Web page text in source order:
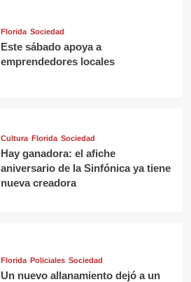
Florida Sociedad
Este sábado apoya a
emprendedores locales
Cultura Florida Sociedad
Hay ganadora: el afiche
aniversario de la Sinfónica ya tiene
nueva creadora
Florida Policiales Sociedad
Un nuevo allanamiento dejó a un